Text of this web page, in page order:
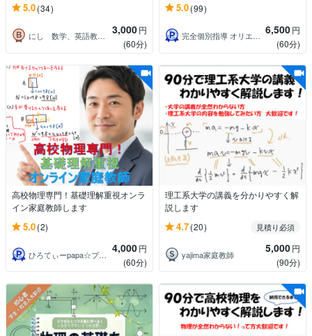
5.0(34)
にし 数学、英語教えます 3,000円
(60分)
5.0(99)
完全個別指導 オリエントウイング 6,500円
(60分)
高校物理専門！基礎理解重視オンラ
イン家庭教師します
5.0(2)
ひろてぃーpapa☆プロ家庭教師☆ 4,000円
(60分)
理工系大学の講義を分かりやすく解
説します
4.7(20) 見積り必須
yajima家庭教師 5,000円
(90分)